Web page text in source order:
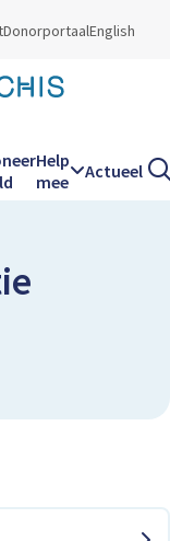
DonorportaalEnglish
Help
mee
Actueel